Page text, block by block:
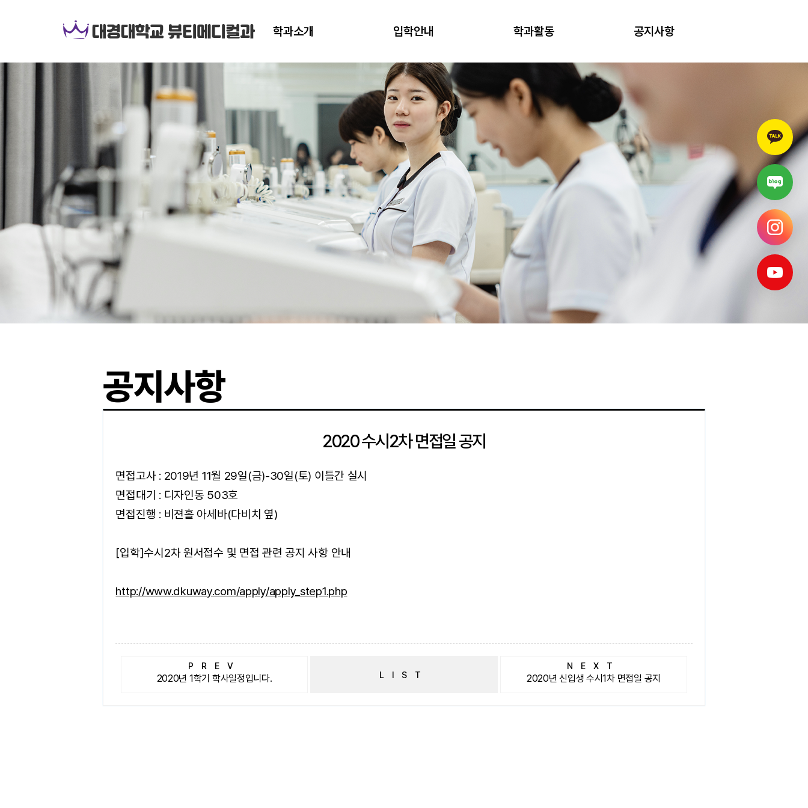
학과소개 입학안내 학과활동 공지사항
공지사항
2020 수시2차 면접일 공지
면접고사 : 2019년 11월 29일(금)-30일(토) 이틀간 실시
면접대기 : 디자인동 503호
면접진행 : 비젼홀 아세바(다비치 옆)
[입학]수시2차 원서접수 및 면접 관련 공지 사항 안내
http://www.dkuway.com/apply/apply_step1.php
PREV
2020년 1학기 학사일정입니다. LIST
NEXT
2020년 신입생 수시1차 면접일 공지